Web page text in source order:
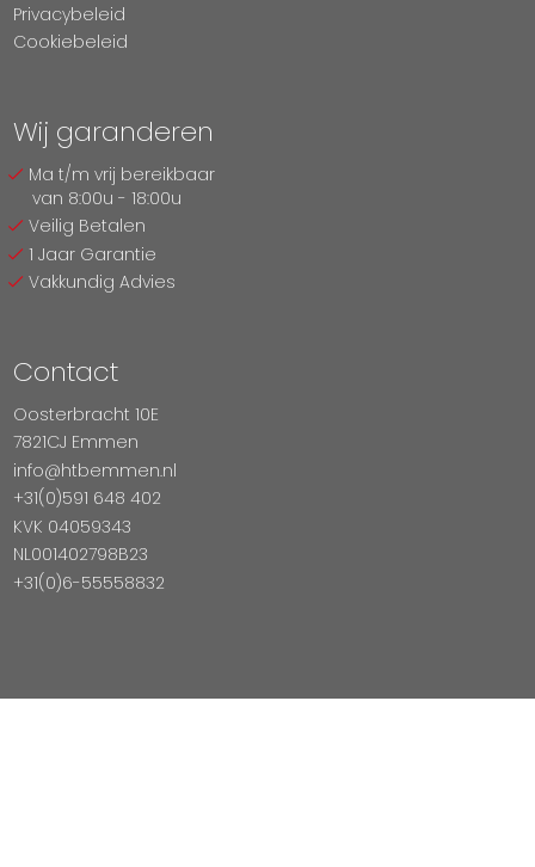
Privacybeleid
Cookiebeleid
Wij garanderen
Ma t/m vrij bereikbaar
van 8:00u - 18:00u
Veilig Betalen
1 Jaar Garantie
Vakkundig Advies
Contact
Oosterbracht 10E
7821CJ Emmen
info@htbemmen.nl
+31(0)591 648 402
KVK 04059343
NL001402798B23
+31(0)6-55558832